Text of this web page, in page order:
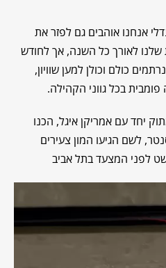
אנחנו אוהבים גם לפזר את
לאורך כל השנה, אך לחודש
כולם וכולן למען שוויון,
בכל גווני הקהילה.
יחד עם אמריקן איגל, הכנו
לשם הגיעו המון צעירים
לפני המצעד בתל אביב